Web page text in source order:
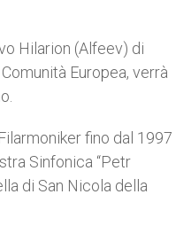
Hilarion (Alfeev) di
Europea, verrà
fino dal 1997
Sinfonica “Petr
di San Nicola della